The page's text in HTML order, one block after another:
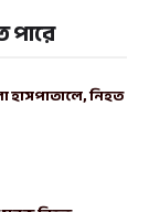
হাসপাতালে, নিহত